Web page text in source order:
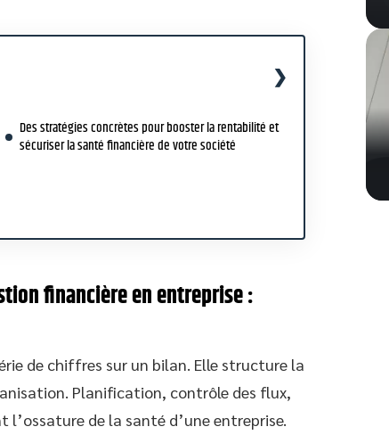
Des stratégies concrètes pour booster la rentabilité et
sécuriser la santé financière de votre société
financière en entreprise :
de chiffres sur un bilan. Elle structure la
Planification, contrôle des flux,
l’ossature de la santé d’une entreprise.